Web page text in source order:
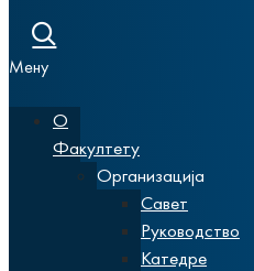
Мену
О
Факултету
Организација
Савет
Руководство
Катедре